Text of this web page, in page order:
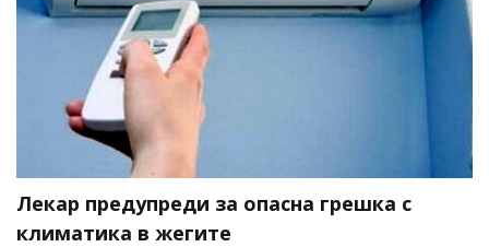
Лекар предупреди за опасна грешка с
климатика в жегите